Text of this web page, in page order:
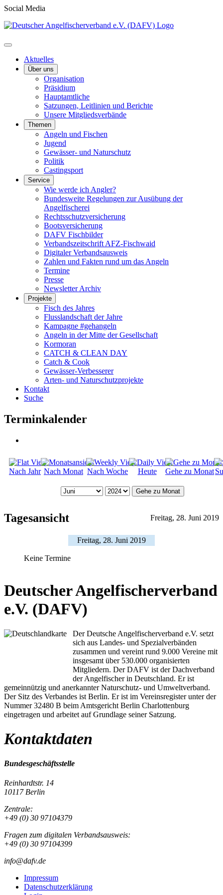
Social Media
Aktuelles
Über uns
Organisation
Präsidium
Hauptamtliche
Satzungen, Leitlinien und Berichte
Unsere Mitgliedsverbände
Themen
Angeln und Fischen
Jugend
Gewässer- und Naturschutz
Politik
Castingsport
Service
Wie werde ich Angler?
Bundesweite Regelungen zur Ausübung der
Angelfischerei
Rechtsschutzversicherung
Bootsversicherung
DAFV Fischbilder
Verbandszeitschrift AFZ-Fischwaid
Digitaler Verbandsausweis
Zahlen und Fakten rund um das Angeln
Termine
Presse
Newsletter Archiv
Projekte
Fisch des Jahres
Flusslandschaft der Jahre
Kampagne #gehangeln
Angeln in der Mitte der Gesellschaft
Kormoran
CATCH & CLEAN DAY
Catch & Cook
Gewässer-Verbesserer
Arten- und Naturschutzprojekte
Kontakt
Suche
Terminkalender
Nach Jahr Nach Monat Nach Woche Heute Gehe zu Monat
Gehe zu Monat
Tagesansicht Freitag, 28. Juni 2019
Freitag, 28. Juni 2019
Keine Termine
Deutscher Angelfischerverband
e.V. (DAFV)
Der Deutsche Angelfischerverband e.V. setzt
sich aus Landes- und Spezialverbänden
zusammen und vereint rund 9.000 Vereine mit
insgesamt über 530.000 organisierten
Mitgliedern. Der DAFV ist der Dachverband
der Angelfischer in Deutschland. Er ist
gemeinnützig und anerkannter Naturschutz- und Umweltverband.
Der Sitz des Verbandes ist Berlin. Er ist im Vereinsregister unter der
Nummer 32480 B beim Amtsgericht Berlin Charlottenburg
eingetragen und arbeitet auf Grundlage seiner Satzung.
Kontaktdaten
Bundesgeschäftsstelle
Reinhardtstr. 14
10117 Berlin
Zentrale:
+49 (0) 30 97104379
Fragen zum digitalen Verbandsausweis:
+49 (0) 30 97104399
info@dafv.de
Impressum
Datenschutzerklärung